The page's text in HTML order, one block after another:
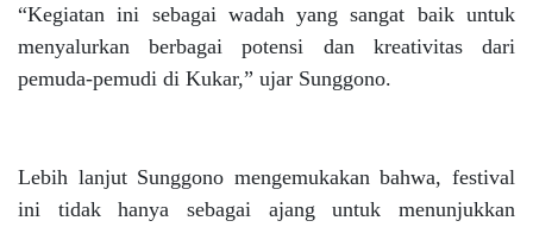
“Kegiatan ini sebagai wadah yang sangat baik untuk
menyalurkan berbagai potensi dan kreativitas dari
pemuda-pemudi di Kukar,” ujar Sunggono.
Lebih lanjut Sunggono mengemukakan bahwa, festival
ini tidak hanya sebagai ajang untuk menunjukkan